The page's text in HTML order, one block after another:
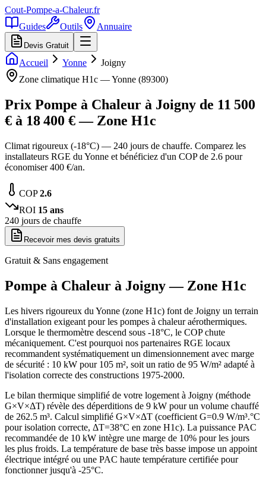
Cout-Pompe-a-Chaleur.fr
Guides
Outils Annuaire
Devis Gratuit
Accueil Yonne
Joigny
Zone climatique H1c —Yonne (89300)
Prix Pompe à Chaleur à Joigny de 11 500
€ à 18 400 € — Zone H1c
Climat rigoureux (-18°C) — 240 jours de chauffe. Comparez les
installateurs RGE du Yonne et bénéficiez d'un COP de 2.6 pour
économiser 400 €/an.
COP2.6
ROI 15 ans
240 jours de chauffe
Recevoir mes devis gratuits
Gratuit & Sans engagement
Pompe à Chaleur à Joigny— Zone H1c
Les hivers rigoureux du Yonne (zone H1c) font de Joigny un terrain
d'installation exigeant pour les pompes à chaleur aérothermiques.
Lorsque le thermomètre descend sous -18°C, le COP chute
mécaniquement. C'est pourquoi nos partenaires RGE locaux
recommandent systématiquement un dimensionnement avec marge
de sécurité : 10 kW pour 105 m², soit un ratio de 95 W/m² adapté à
l'isolation correcte des constructions 1975-2000.
Le bilan thermique simplifié de votre logement à Joigny (méthode
G×V×ΔT) révèle des déperditions de 9 kW pour un volume chauffé
de 262.5 m³. Calcul simplifié G×V×ΔT (coefficient G=0.9 W/m³.°C
pour isolation correcte, ΔT=38°C en zone H1c). La puissance PAC
recommandée de 10 kW intègre une marge de 10% pour les jours
les plus froids. La température de base très basse impose un appoint
électrique intégré ou une PAC haute température certifiée pour
fonctionner jusqu'à -25°C.